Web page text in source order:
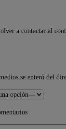
a contactar al
se enteró del